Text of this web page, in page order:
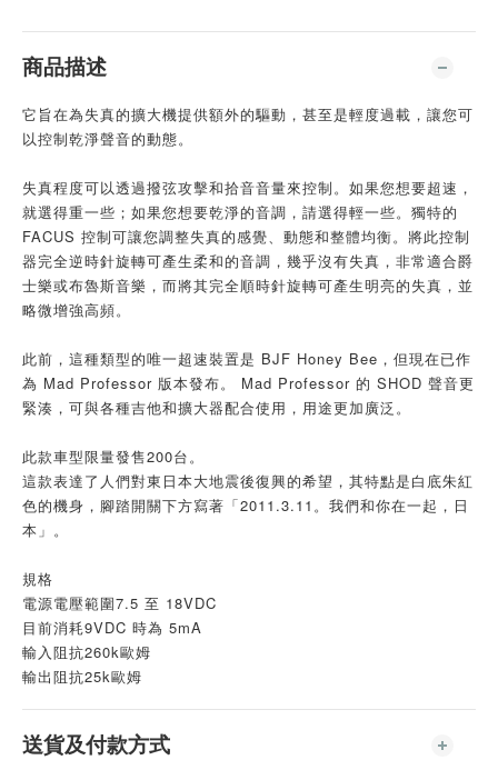
商品描述
它旨在為失真的擴大機提供額外的驅動，甚至是輕度過載，讓您可
以控制乾淨聲音的動態。
失真程度可以透過撥弦攻擊和拾音音量來控制。如果您想要超速，
就選得重一些；如果您想要乾淨的音調，請選得輕一些。獨特的
FACUS 控制可讓您調整失真的感覺、動態和整體均衡。將此控制
器完全逆時針旋轉可產生柔和的音調，幾乎沒有失真，非常適合爵
士樂或布魯斯音樂，而將其完全順時針旋轉可產生明亮的失真，並
略微增強高頻。
此前，這種類型的唯一超速裝置是 BJF Honey Bee，但現在已作
為 Mad Professor 版本發布。 Mad Professor 的 SHOD 聲音更
緊湊，可與各種吉他和擴大器配合使用，用途更加廣泛。
此款車型限量發售200台。
這款表達了人們對東日本大地震後復興的希望，其特點是白底朱紅
色的機身，腳踏開關下方寫著「2011.3.11。我們和你在一起，日
本」。
規格
電源電壓範圍7.5 至 18VDC
目前消耗9VDC 時為 5mA
輸入阻抗260k歐姆
輸出阻抗25k歐姆
送貨及付款方式